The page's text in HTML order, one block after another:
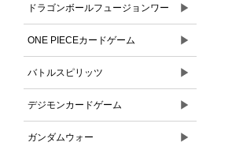
ナ】
ドラゴンボールフュージョンワー
ルド
▶
ONE PIECEカードゲーム ▶
バトルスピリッツ ▶
デジモンカードゲーム ▶
ガンダムウォー ▶